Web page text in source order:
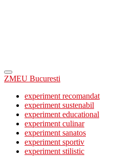
ZMEU Bucuresti
experiment recomandat
experiment sustenabil
experiment educational
experiment culinar
experiment sanatos
experiment sportiv
experiment stilistic